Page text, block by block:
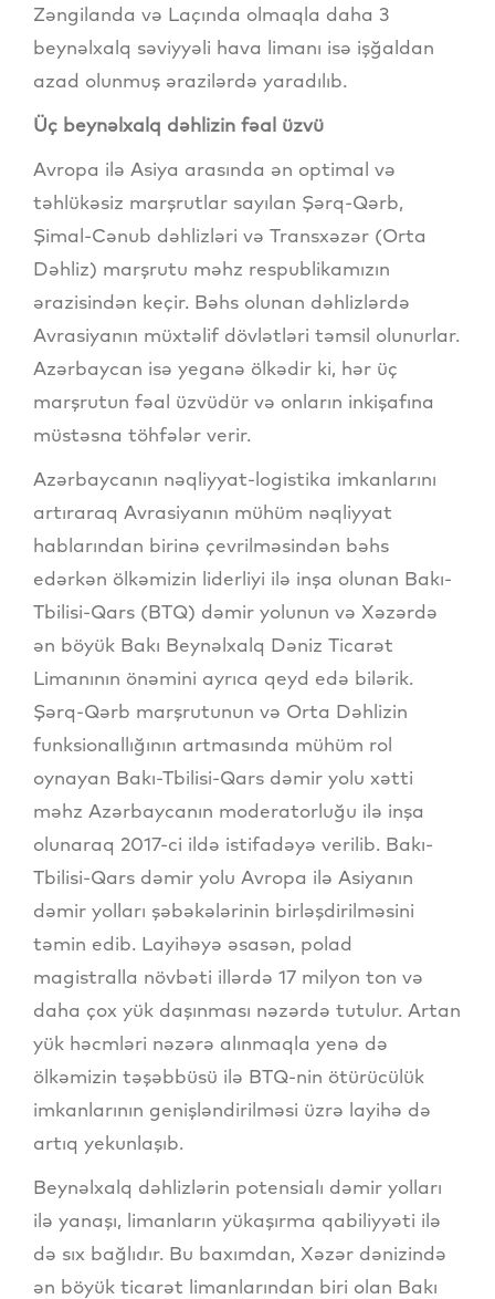
Zəngilanda və Laçında olmaqla daha 3
beynəlxalq səviyyəli hava limanı isə işğaldan
azad olunmuş ərazilərdə yaradılıb.
Üç beynəlxalq dəhlizin fəal üzvü
Avropa ilə Asiya arasında ən optimal və
təhlükəsiz marşrutlar sayılan Şərq-Qərb,
Şimal-Cənub dəhlizləri və Transxəzər (Orta
Dəhliz) marşrutu məhz respublikamızın
ərazisindən keçir. Bəhs olunan dəhlizlərdə
Avrasiyanın müxtəlif dövlətləri təmsil olunurlar.
Azərbaycan isə yeganə ölkədir ki, hər üç
marşrutun fəal üzvüdür və onların inkişafına
müstəsna töhfələr verir.
Azərbaycanın nəqliyyat-logistika imkanlarını
artıraraq Avrasiyanın mühüm nəqliyyat
hablarından birinə çevrilməsindən bəhs
edərkən ölkəmizin liderliyi ilə inşa olunan Bakı-
Tbilisi-Qars (BTQ) dəmir yolunun və Xəzərdə
ən böyük Bakı Beynəlxalq Dəniz Ticarət
Limanının önəmini ayrıca qeyd edə bilərik.
Şərq-Qərb marşrutunun və Orta Dəhlizin
funksionallığının artmasında mühüm rol
oynayan Bakı-Tbilisi-Qars dəmir yolu xətti
məhz Azərbaycanın moderatorluğu ilə inşa
olunaraq 2017-ci ildə istifadəyə verilib. Bakı-
Tbilisi-Qars dəmir yolu Avropa ilə Asiyanın
dəmir yolları şəbəkələrinin birləşdirilməsini
təmin edib. Layihəyə əsasən, polad
magistralla növbəti illərdə 17 milyon ton və
daha çox yük daşınması nəzərdə tutulur. Artan
yük həcmləri nəzərə alınmaqla yenə də
ölkəmizin təşəbbüsü ilə BTQ-nin ötürücülük
imkanlarının genişləndirilməsi üzrə layihə də
artıq yekunlaşıb.
Beynəlxalq dəhlizlərin potensialı dəmir yolları
ilə yanaşı, limanların yükaşırma qabiliyyəti ilə
də sıx bağlıdır. Bu baxımdan, Xəzər dənizində
ən böyük ticarət limanlarından biri olan Bakı